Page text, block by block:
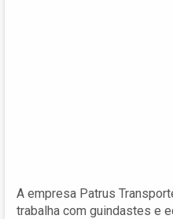
A empresa Patrus
trabalha com guindastes e